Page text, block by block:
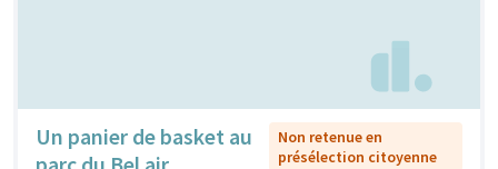
Un panier de basket au
Non retenue en
présélection citoyenne